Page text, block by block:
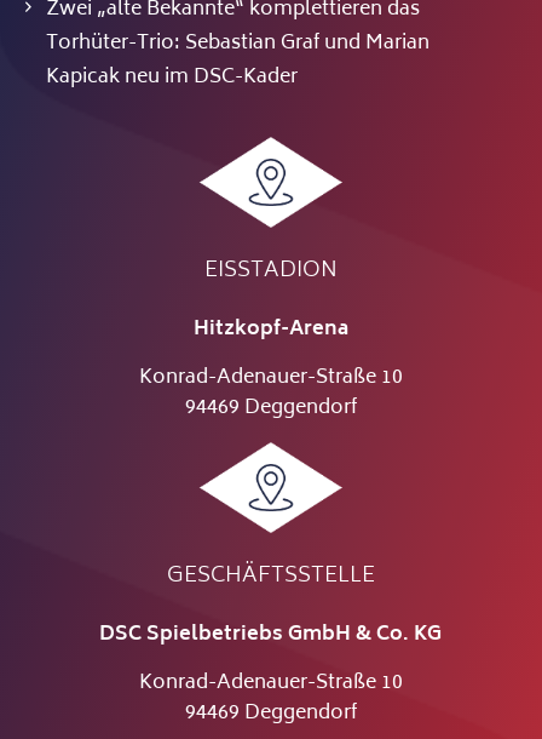
Zwei „alte Bekannte“ komplettieren das
Torhüter-Trio: Sebastian Graf und Marian
Kapicak neu im DSC-Kader
EISSTADION
Hitzkopf-Arena
Konrad-Adenauer-Straße 10
94469 Deggendorf
GESCHÄFTSSTELLE
DSC Spielbetriebs GmbH & Co. KG
Konrad-Adenauer-Straße 10
94469 Deggendorf